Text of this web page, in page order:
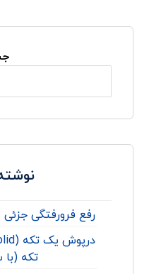
رفع فرورفتگی جزئی
تکه